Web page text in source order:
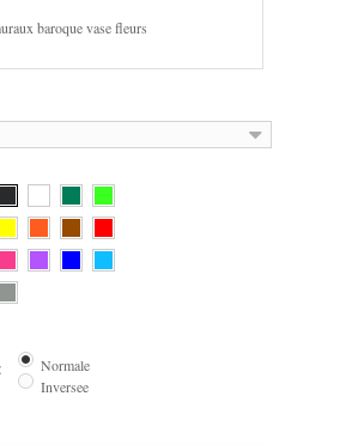
baroque vase fleurs
Normale
Inversee